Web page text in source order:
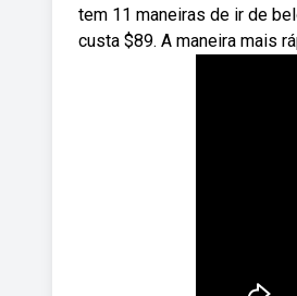
tem 11 maneiras de ir de
custa $89. A maneira mais